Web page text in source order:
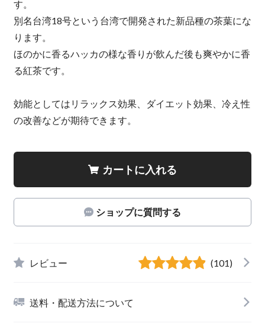
す。
別名台湾18号という台湾で開発された新品種の茶葉にな
ります。
ほのかに香るハッカの様な香りが飲んだ後も爽やかに香
る紅茶です。
効能としてはリラックス効果、ダイエット効果、冷え性
の改善などが期待できます。
カートに入れる
ショップに質問する
レビュー (101)
送料・配送方法について